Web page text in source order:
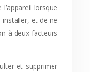
lorsque
installer, et de ne
à deux facteurs
et supprimer